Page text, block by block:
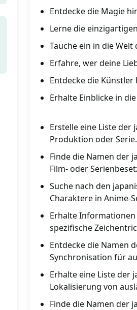
Entdecke die Magie
Lerne die
Tauche ein in die
Erfahre, wer deine
Entdecke die
Erhalte Einblicke in
Erstelle eine Liste
Produktion oder Serie.
Finde die Namen der
Film- oder
Suche nach den
Charaktere in Anime-
Erhalte
spezifische
Entdecke die Namen
Synchronisation für
Erhalte eine Liste der
Lokalisierung von
Finde die Namen der